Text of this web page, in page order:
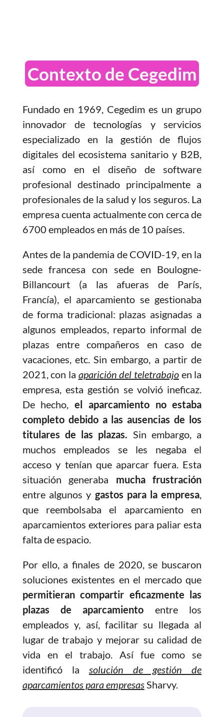
Contexto de Cegedim
Fundado en 1969, Cegedim es un grupo
innovador de tecnologías y servicios
especializado en la gestión de flujos
digitales del ecosistema sanitario y B2B,
así como en el diseño de software
profesional destinado principalmente a
profesionales de la salud y los seguros. La
empresa cuenta actualmente con cerca de
6700 empleados en más de 10 países.
Antes de la pandemia de COVID-19, en la
sede francesa con sede en Boulogne-
Billancourt (a las afueras de París,
Francía), el aparcamiento se gestionaba
de forma tradicional: plazas asignadas a
algunos empleados, reparto informal de
plazas entre compañeros en caso de
vacaciones, etc. Sin embargo, a partir de
2021, con la aparición del teletrabajoen la
empresa, esta gestión se volvió ineficaz.
De hecho,el aparcamiento no estaba
completo debido a las ausencias de los
titulares de las plazas. Sin embargo, a
muchos empleados se les negaba el
acceso y tenían que aparcar fuera. Esta
situación generaba mucha frustración
entre algunos y gastos para la empresa,
que reembolsaba el aparcamiento en
aparcamientos exteriores para paliar esta
falta de espacio.
Por ello, a finales de 2020, se buscaron
soluciones existentes en el mercado que
permitieran compartir eficazmente las
plazas de aparcamiento entre los
empleados y, así, facilitar su llegada al
lugar de trabajo y mejorar su calidad de
vida en el trabajo. Así fue como se
identificó la solución de gestión de
aparcamientos para empresasSharvy.